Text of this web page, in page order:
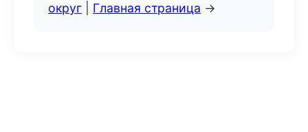
округ
Главная страница →